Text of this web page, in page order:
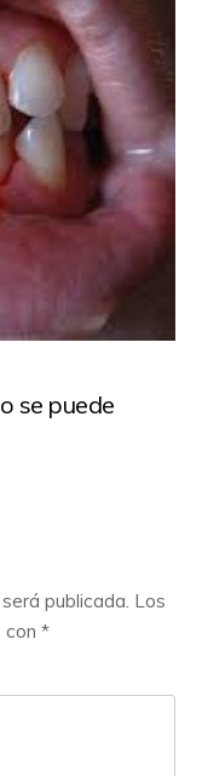
se puede
publicada. Los
con*